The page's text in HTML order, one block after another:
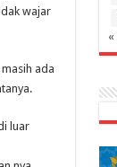
wajar
ada
luar
«